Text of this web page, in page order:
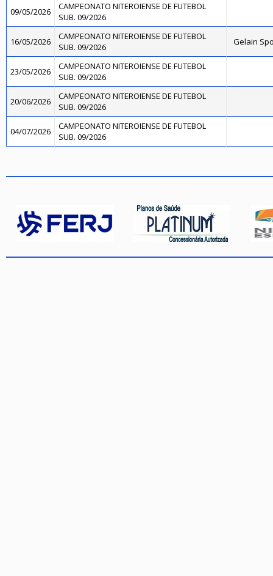
09/05/2026
CAMPEONATO NITEROIENSE DE FUTEBOL
SUB. 09/2026
16/05/2026
CAMPEONATO NITEROIENSE DE FUTEBOL
SUB. 09/2026
Gelain
23/05/2026
CAMPEONATO NITEROIENSE DE FUTEBOL
SUB. 09/2026
20/06/2026
CAMPEONATO NITEROIENSE DE FUTEBOL
SUB. 09/2026
04/07/2026
CAMPEONATO NITEROIENSE DE FUTEBOL
SUB. 09/2026